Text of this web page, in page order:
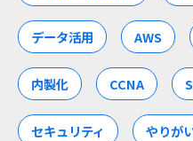
データ活用 AWS
内製化 CCNA
セキュリティ やりが